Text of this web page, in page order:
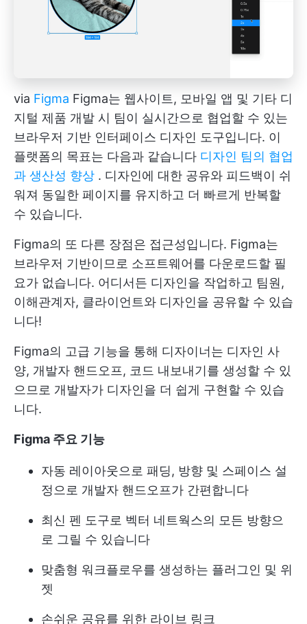
via Figma Figma는 웹사이트, 모바일 앱 및 기타 디
지털 제품 개발 시 팀이 실시간으로 협업할 수 있는
브라우저 기반 인터페이스 디자인 도구입니다. 이
플랫폼의 목표는 다음과 같습니다 디자인 팀의 협업
과 생산성 향상 . 디자인에 대한 공유와 피드백이 쉬
워져 동일한 페이지를 유지하고 더 빠르게 반복할
수 있습니다.
Figma의 또 다른 장점은 접근성입니다. Figma는
브라우저 기반이므로 소프트웨어를 다운로드할 필
요가 없습니다. 어디서든 디자인을 작업하고 팀원,
이해관계자, 클라이언트와 디자인을 공유할 수 있습
니다!
Figma의 고급 기능을 통해 디자이너는 디자인 사
양, 개발자 핸드오프, 코드 내보내기를 생성할 수 있
으므로 개발자가 디자인을 더 쉽게 구현할 수 있습
니다.
Figma 주요 기능
자동 레이아웃으로 패딩, 방향 및 스페이스 설
정으로 개발자 핸드오프가 간편합니다
최신 펜 도구로 벡터 네트웍스의 모든 방향으
로 그릴 수 있습니다
맞춤형 워크플로우를 생성하는 플러그인 및 위
젯
손쉬운 공유를 위한 라이브 링크